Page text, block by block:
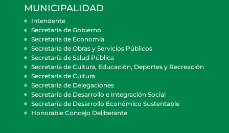
MUNICIPALIDAD
Intendente
Secretaría de Gobierno
Secretaría de Economía
Secretaría de Obras y Servicios Públicos
Secretaría de Salud Pública
Secretaría de Cultura, Educación, Deportes y Recreación
Secretaría de Cultura
Secretaría de Delegaciones
Secretaría de Desarrollo e Integración Social
Secretaría de Desarrollo Económico Sustentable
Honorable Concejo Deliberante